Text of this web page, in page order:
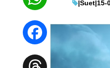
|Suet|15-
WhatsApp
Facebook